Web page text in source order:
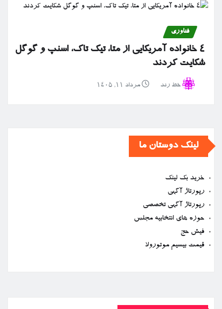
فناوری
۴ خانواده آمریکایی از متا، تیک تاک، اسنپ و گوگل
شکایت کردند
خط رند مرداد ۱۱, ۱۴۰۵
لینک دوستان ما
خرید بک لینک
رپورتاژ آگهی
رپورتاژ آگهی تخصصی
حوزه های انتخابیه مجلس
فیش حج
قیمت بیسیم موتورولا